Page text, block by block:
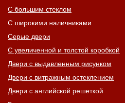
С большим стеклом
С широкими наличниками
Серые двери
С увеличенной и толстой коробкой
Двери с выдавленным рисунком
Двери с витражным остеклением
Двери с английской решеткой